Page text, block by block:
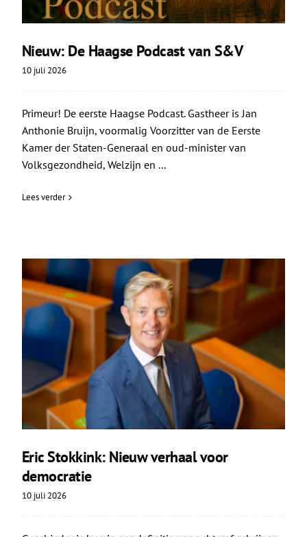
Nieuw: De Haagse Podcast van S&V
10 juli 2026
Primeur! De eerste Haagse Podcast. Gastheer is Jan
Anthonie Bruijn, voormalig Voorzitter van de Eerste
Kamer der Staten-Generaal en oud-minister van
Volksgezondheid, Welzijn en ...
Lees verder
Eric Stokkink: Nieuw verhaal voor
democratie
10 juli 2026